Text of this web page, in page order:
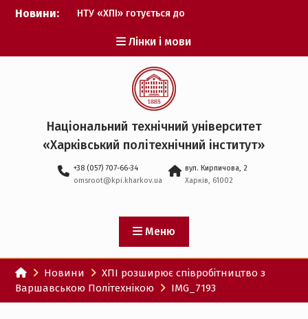
Перейти
Новини:
НТУ «ХПІ» готується до
Музичні таланти ХПІ
запрошуються на
Всеукраїнський
фестиваль «Червона
рута – 2027»
ХПІ уклав угоду про
партнерство з ДержНДІ
технологій кібербезпеки
Головнокомандувачем
Збройних Сил України
участю ХПІ обговорили
перспективи українсько-
іспанського
технологічного
партнерства
Лінки і мови
Національний технічний університет
«Харківський політехнічний iнститут»
+38 (057) 707-66-34
omsroot@kpi.kharkov.ua
вул. Кирпичова, 2
Харків, 61002
Меню
Новини
ХПІ розширює співробітництво з
Варшавською Політехнікою
IMG_7193